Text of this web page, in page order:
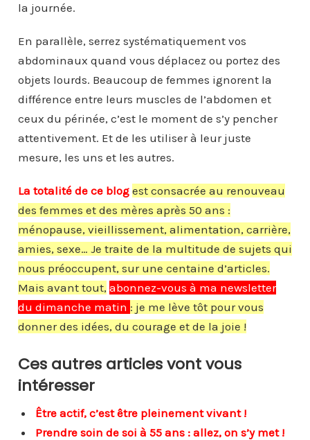
la journée.
En parallèle, serrez systématiquement vos
abdominaux quand vous déplacez ou portez des
objets lourds. Beaucoup de femmes ignorent la
différence entre leurs muscles de l’abdomen et
ceux du périnée, c’est le moment de s’y pencher
attentivement. Et de les utiliser à leur juste
mesure, les uns et les autres.
La totalité de ce blog est consacrée au renouveau
des femmes et des mères après 50 ans :
ménopause, vieillissement, alimentation, carrière,
amies, sexe… Je traite de la multitude de sujets qui
nous préoccupent, sur une centaine d’articles.
Mais avant tout, abonnez-vous à ma newsletter
du dimanche matin : je me lève tôt pour vous
donner des idées, du courage et de la joie !
Ces autres articles vont vous
intéresser
Être actif, c’est être pleinement vivant !
Prendre soin de soi à 55 ans : allez, on s’y met !